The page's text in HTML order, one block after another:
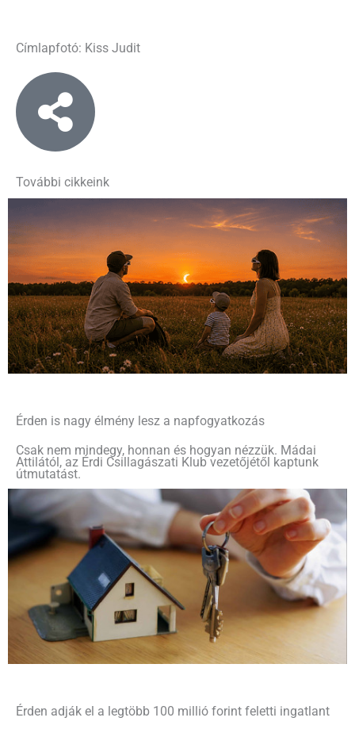
Címlapfotó: Kiss Judit
További cikkeink
Érden is nagy élmény lesz a napfogyatkozás
Csak nem mindegy, honnan és hogyan nézzük. Mádai
Attilától, az Érdi Csillagászati Klub vezetőjétől kaptunk
útmutatást.
Érden adják el a legtöbb 100 millió forint feletti ingatlant